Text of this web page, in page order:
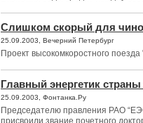
Слишком скорый для
25.09.2003, Вечерний Петербург
Проект высокомкоростного
Главный энергетик страны
25.09.2003, Фонтанка.Ру
Председателю правления РАО
присвоили звание почетного